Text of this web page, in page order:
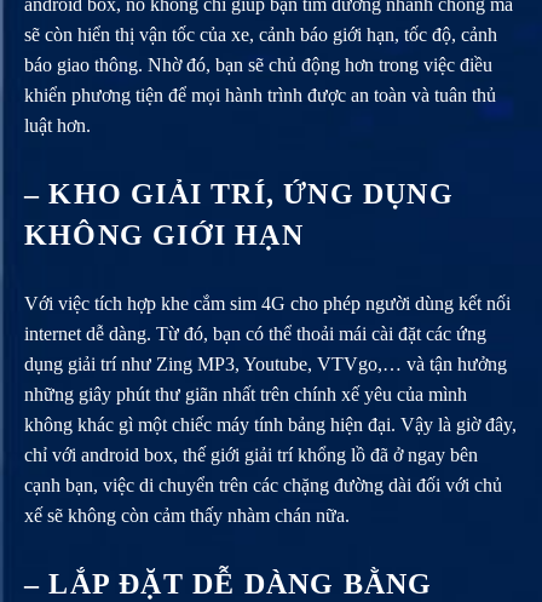
sẽ còn hiển thị vận tốc của xe, cảnh báo giới hạn, tốc độ, cảnh
báo giao thông. Nhờ đó, bạn sẽ chủ động hơn trong việc điều
khiển phương tiện để mọi hành trình được an toàn và tuân thủ
luật hơn.
– KHO GIẢI TRÍ, ỨNG DỤNG
KHÔNG GIỚI HẠN
Với việc tích hợp khe cắm sim 4G cho phép người dùng kết nối
internet dễ dàng. Từ đó, bạn có thể thoải mái cài đặt các ứng
dụng giải trí như Zing MP3, Youtube, VTVgo,… và tận hưởng
những giây phút thư giãn nhất trên chính xế yêu của mình
không khác gì một chiếc máy tính bảng hiện đại. Vậy là giờ đây,
chỉ với android box, thế giới giải trí khổng lồ đã ở ngay bên
cạnh bạn, việc di chuyển trên các chặng đường dài đối với chủ
xế sẽ không còn cảm thấy nhàm chán nữa.
– LẮP ĐẶT DỄ DÀNG BẰNG